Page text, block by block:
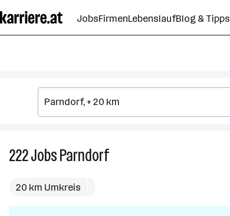
Seiteninhalt
springen
JobsFirmenLebenslaufBlog & Tipps
222JobsParndorf222
20 km Umkreis